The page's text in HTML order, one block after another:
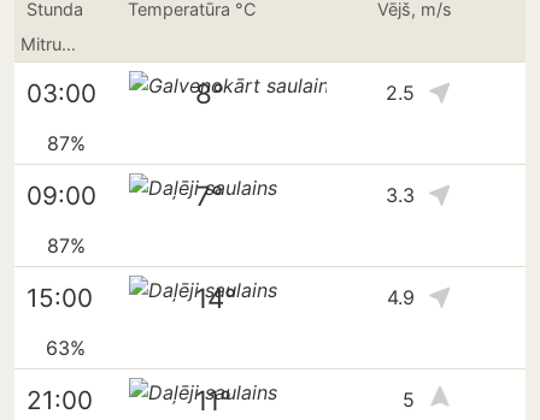
Stunda Temperatūra °C
Vējš, m/s
Mitrums
03:00 8° 2.5
87%
09:00 7° 3.3
87%
15:00 14° 4.9
63%
21:00 11° 5